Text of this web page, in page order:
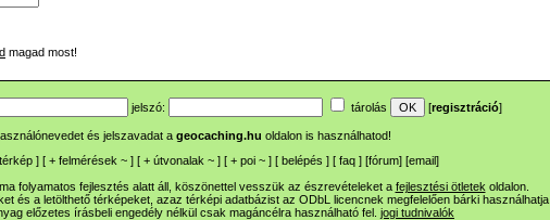
magad most!
jelszó: tárolás [regisztráció]
és jelszavadat a geocaching.hu oldalon is használhatod!
térkép ] [ + felmérések ~ ] [ + útvonalak ~ ] [ + poi ~ ] [ belépés ] [ faq ] [fórum] [email]
folyamatos fejlesztés alatt áll, köszönettel vesszük az észrevételeket a fejlesztési ötletek oldalon.
és a letölthető térképeket, azaz térképi adatbázist az ODbL licencnek megfelelően bárki használhatja.
előzetes írásbeli engedély nélkül csak magáncélra használható fel. jogi tudnivalók